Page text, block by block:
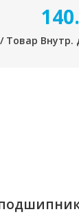
/ Товар Внутр.